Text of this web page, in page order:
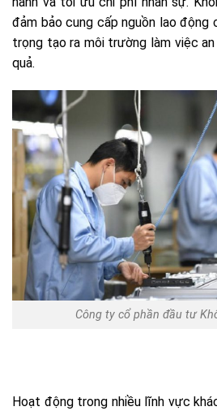
đảm bảo cung cấp nguồn lao động
trọng tạo ra môi trường làm việc an
quả.
Công ty cổ phần đầu tư
Hoạt động trong nhiều lĩnh vực